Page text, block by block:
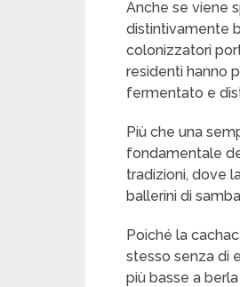
Anche se viene
distintivamente
colonizzatori
residenti hanno
fermentato e
Più che una
fondamentale
tradizioni, dove
ballerini di
Poiché la
stesso senza di
più basse a